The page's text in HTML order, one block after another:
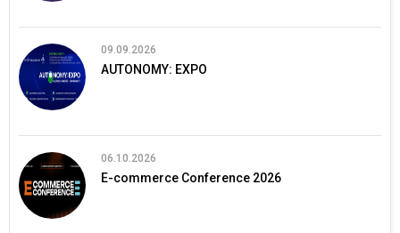
09.09.2026
AUTONOMY: EXPO
06.10.2026
E-commerce Conference 2026